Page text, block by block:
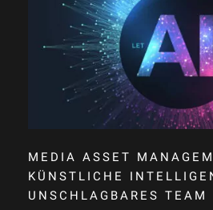
MEDIA ASSET
KÜNSTLICHE
UNSCHLAGBARES TEAM